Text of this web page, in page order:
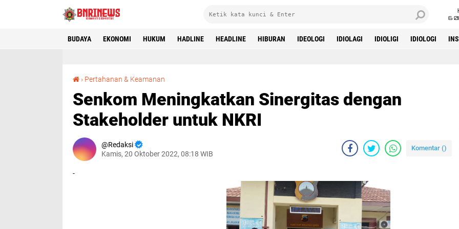
6
BUDAYA EKONOMI HUKUM HADLINE HEADLINE HIBURAN IDEOLOGI IDIOLAGI IDIOLIGI IDIOLOGI
› Pertahanan & Keamanan
Senkom Meningkatkan Sinergitas dengan
Stakeholder untuk NKRI
Redaksi
Kamis, 20 Oktober 2022, 08:18 WIB
Komentar ()
-